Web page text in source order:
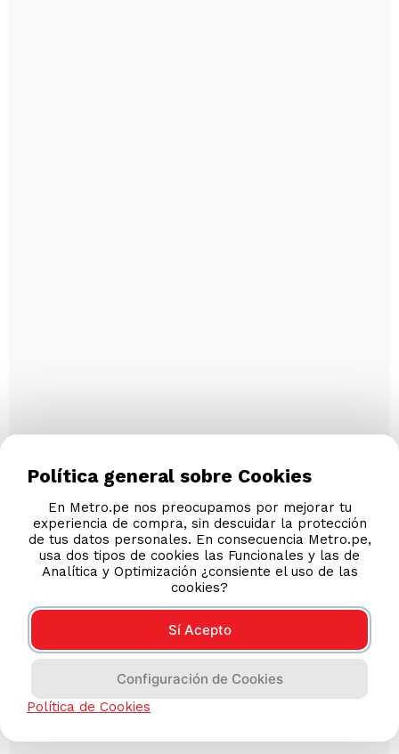
Política general sobre Cookies
En Metro.pe nos preocupamos por mejorar tu
experiencia de compra, sin descuidar la protección
de tus datos personales. En consecuencia Metro.pe,
usa dos tipos de cookies las Funcionales y las de
Analítica y Optimización ¿consiente el uso de las
cookies?
Sí Acepto
Configuración de Cookies
Política de Cookies